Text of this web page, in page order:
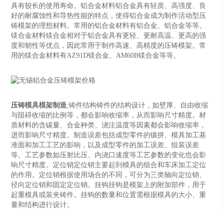
具有较长的使用寿命。铝合金材料铝合金具有轻质、高强度、良
好的耐腐蚀性和导热性能的特点，使得铝合金成为制作活动型压
铸模架的理想材料。常用的铝合金材料有铝合金、铝合金等等。
镁合金材料镁合金相对于铝合金具有更轻、更耐高温、更高的强
度和韧性等优点，因此常用于制作高速、高精度的压铸模架。常
用的镁合金材料有AZ91D镁合金、AM60B镁合金等等。
压铸模具模架制造,‌铸件结构‌铸件的结构设计，如壁厚、自由收缩
与阻碍收缩的比例等，都会影响收缩率，从而影响尺寸精度。材
质‌材料的含碳量、合金种类、浇注温度等因素都会影响收缩率，
进而影响尺寸精度。‌制造误差‌包括成型零件的镶拼、模具加工基
准面和加工工艺的影响，以及成型零件的加工误差、组装误差
等。工艺参数‌如压射比压、内浇口速度等工艺参数的变化也会影
响尺寸精度。定位销定位销主要起到模具的组合和车床加工定位
的作用。定位销根据使用场合的不同，可分为三类轴向定位销、
径向定位销和固定定位销。挂钩挂钩是模架上的附加部件，用于
起重模具或装夹铸件。挂钩的数量和位置需根据模具的大小、重
量和结构进行设计。